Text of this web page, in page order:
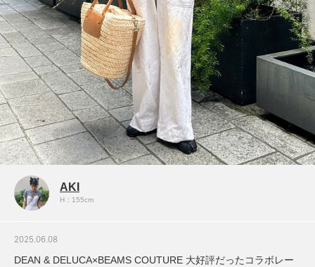
AKI
H：155cm
2025.06.08
DEAN & DELUCA×BEAMS COUTURE 大好評だったコラボレー